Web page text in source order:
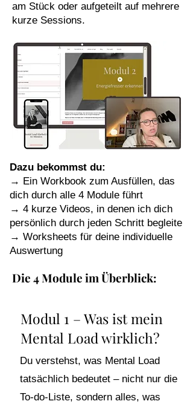
am Stück oder aufgeteilt auf mehrere
kurze Sessions.
Dazu bekommst du:
→ Ein Workbook zum Ausfüllen, das
dich durch alle 4 Module führt
→ 4 kurze Videos, in denen ich dich
persönlich durch jeden Schritt begleite
→ Worksheets für deine individuelle
Auswertung
Die 4 Module im Überblick:
Modul 1 – Was ist mein
Mental Load wirklich?
Du verstehst, was Mental Load
tatsächlich bedeutet – nicht nur die
To-do-Liste, sondern alles, was